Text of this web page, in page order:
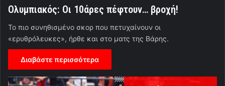
Ολυμπιακός: Οι 10άρες πέφτουν… βροχή!
Το πιο συνηθισμένο σκορ που πετυχαίνουν οι
«ερυθρόλευκες», ήρθε και στο ματς της Βάρης.
Διαβάστε περισσότερα